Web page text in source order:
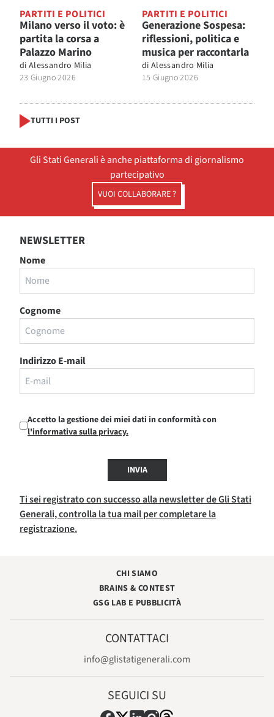
PARTITI E POLITICI
Milano verso il voto: è
partita la corsa a
Palazzo Marino
di Alessandro Milia
23 Giugno 2026
PARTITI E POLITICI
Generazione Sospesa:
riflessioni, politica e
musica per raccontarla
di Alessandro Milia
15 Giugno 2026
TUTTI I POST
Gli Stati Generali è anche piattaforma di giornalismo
partecipativo
VUOI COLLABORARE ?
NEWSLETTER
Nome
Cognome
Indirizzo E-mail
Accetto la gestione dei miei dati in conformità con
l'informativa sulla privacy.
INVIA
Ti sei registrato con successo alla newsletter de Gli Stati
Generali, controlla la tua mail per completare la
registrazione.
CHI SIAMO
BRAINS & CONTEST
GSG LAB E PUBBLICITÀ
CONTATTACI
info@glistatigenerali.com
SEGUICI SU